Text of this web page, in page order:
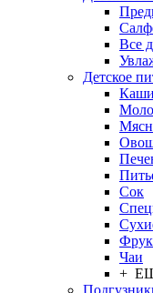
Все
Детское
Каши
Сок
Чаи
+